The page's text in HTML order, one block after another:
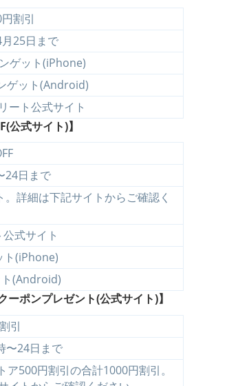
割引
25日まで
ゲット(iPhone)
ゲット(Android)
ート公式サイト
公式サイト)】
24日まで
詳細は下記サイトからご確認く
式サイト
ト(iPhone)
(Android)
ポンプレゼント(公式サイト)】
引
〜24日まで
500円割引の合計1000円割引。